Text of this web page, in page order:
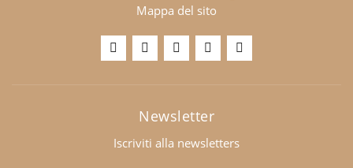
Mappa del sito
Newsletter
Iscriviti alla newsletters